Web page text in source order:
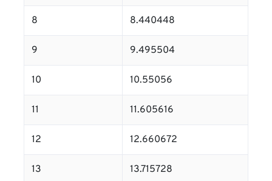
8 8.440448
9 9.495504
10 10.55056
11 11.605616
12 12.660672
13 13.715728